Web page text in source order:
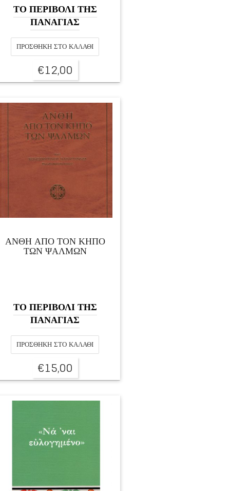
ΤΟ ΠΕΡΙΒΟΛΙ ΤΗΣ
ΠΑΝΑΓΙΑΣ
ΠΡΟΣΘΉΚΗ ΣΤΟ ΚΑΛΆΘΙ
€12,00
ΑΝΘΗ ΑΠΟ ΤΟΝ ΚΗΠΟ
ΤΩΝ ΨΑΛΜΩΝ
ΤΟ ΠΕΡΙΒΟΛΙ ΤΗΣ
ΠΑΝΑΓΙΑΣ
ΠΡΟΣΘΉΚΗ ΣΤΟ ΚΑΛΆΘΙ
€15,00